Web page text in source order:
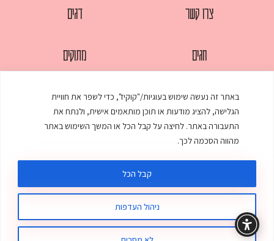
באתר זה נעשה שימוש בעוגיות/"קוקיז", כדי לשפר את חוויית
הגלישה, להציג מודעות או תוכן מותאמים אישית, ולנתח את
התעבורה באתר. לחיצה על קבל הכל או המשך השימוש באתר
מהווה הסכמה לכך.
ניהול העדפות
קבל הכל
צרו קשר
דגים
חגים
מאפים
ממולאים
מרקים
מתוקים
עוגות
עוף
© כל הזכויות שמורות לענת אלישע | עיצוב ובניית אתר
תקנון האתר מדיניות פרטיות